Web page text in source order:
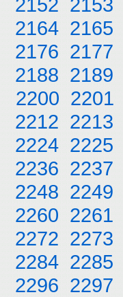
2152 2153
2164 2165
2176 2177
2188 2189
2200 2201
2212 2213
2224 2225
2236 2237
2248 2249
2260 2261
2272 2273
2284 2285
2296 2297